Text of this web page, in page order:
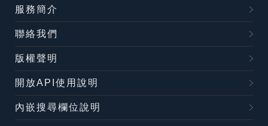
服務簡介
聯絡我們
版權聲明
開放API使用說明
內嵌搜尋欄位說明